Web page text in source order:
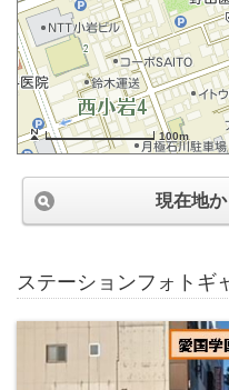
100m
現在地
ステーションフォトギ